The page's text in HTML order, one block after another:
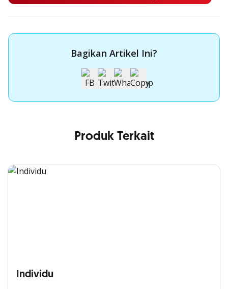
Bagikan Artikel Ini?
Produk Terkait
Individu